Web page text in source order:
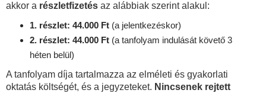
akkor a részletfizetés az alábbiak szerint alakul:
1. részlet: 44.000 Ft (a jelentkezéskor)
2. részlet: 44.000 Ft (a tanfolyam indulását követő 3
héten belül)
A tanfolyam díja tartalmazza az elméleti és gyakorlati
oktatás költségét, és a jegyzeteket. Nincsenek rejtett